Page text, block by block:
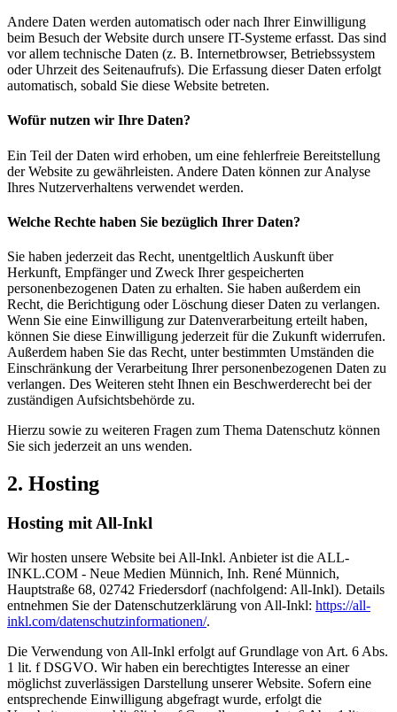
Andere Daten werden automatisch oder nach Ihrer Einwilligung
beim Besuch der Website durch unsere IT-Systeme erfasst. Das sind
vor allem technische Daten (z. B. Internetbrowser, Betriebssystem
oder Uhrzeit des Seitenaufrufs). Die Erfassung dieser Daten erfolgt
automatisch, sobald Sie diese Website betreten.
Wofür nutzen wir Ihre Daten?
Ein Teil der Daten wird erhoben, um eine fehlerfreie Bereitstellung
der Website zu gewährleisten. Andere Daten können zur Analyse
Ihres Nutzerverhaltens verwendet werden.
Welche Rechte haben Sie bezüglich Ihrer Daten?
Sie haben jederzeit das Recht, unentgeltlich Auskunft über
Herkunft, Empfänger und Zweck Ihrer gespeicherten
personenbezogenen Daten zu erhalten. Sie haben außerdem ein
Recht, die Berichtigung oder Löschung dieser Daten zu verlangen.
Wenn Sie eine Einwilligung zur Datenverarbeitung erteilt haben,
können Sie diese Einwilligung jederzeit für die Zukunft widerrufen.
Außerdem haben Sie das Recht, unter bestimmten Umständen die
Einschränkung der Verarbeitung Ihrer personenbezogenen Daten zu
verlangen. Des Weiteren steht Ihnen ein Beschwerderecht bei der
zuständigen Aufsichtsbehörde zu.
Hierzu sowie zu weiteren Fragen zum Thema Datenschutz können
Sie sich jederzeit an uns wenden.
2. Hosting
Hosting mit All-Inkl
Wir hosten unsere Website bei All-Inkl. Anbieter ist die ALL-
INKL.COM - Neue Medien Münnich, Inh. René Münnich,
Hauptstraße 68, 02742 Friedersdorf (nachfolgend: All-Inkl). Details
entnehmen Sie der Datenschutzerklärung von All-Inkl: https://all-
inkl.com/datenschutzinformationen/.
Die Verwendung von All-Inkl erfolgt auf Grundlage von Art. 6 Abs.
1 lit. f DSGVO. Wir haben ein berechtigtes Interesse an einer
möglichst zuverlässigen Darstellung unserer Website. Sofern eine
entsprechende Einwilligung abgefragt wurde, erfolgt die